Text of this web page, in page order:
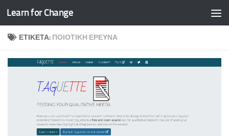
Skip to content
Learn for Change
ΕΤΙΚΈΤΑ: ΠΟΙΟΤΙΚΉ ΈΡΕΥΝΑ